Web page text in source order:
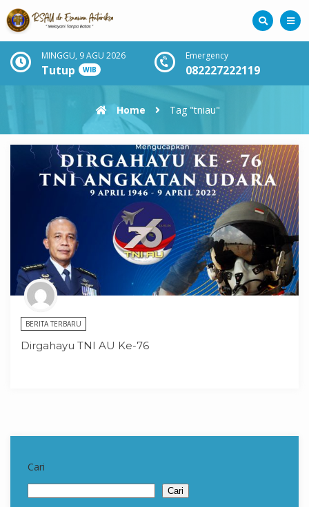
MINGGU, 9 AGU 2026
Tutup WIB
Emergency
082227222119
Home Tag "tniau"
BERITA TERBARU
Dirgahayu TNI AU Ke-76
Cari
Cari